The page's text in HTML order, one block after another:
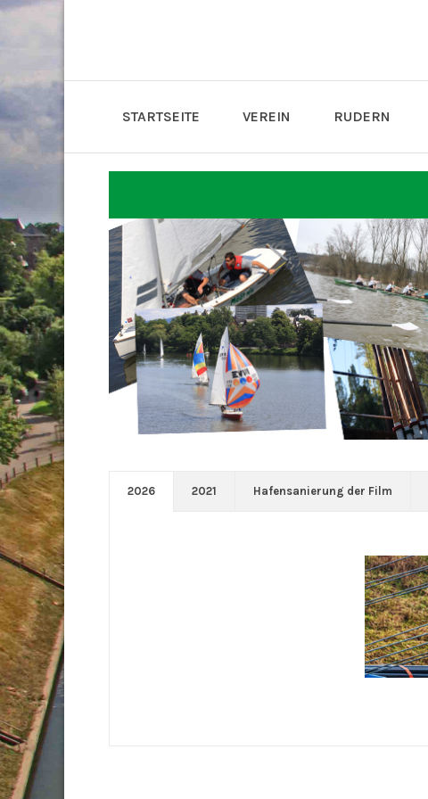
STARTSEITE VEREIN RUDERN
2026 2021 Hafensanierung der Film